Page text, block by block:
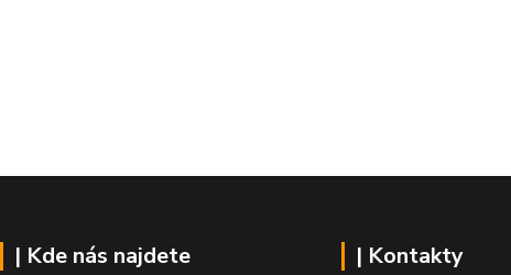
| Kde nás najdete | Kontakty